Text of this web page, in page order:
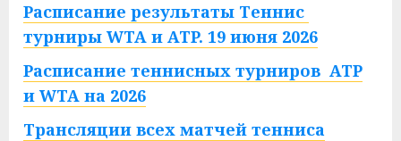
Расписание результаты Теннис
турниры WTA и ATP. 19 июня 2026
Расписание теннисных турниров ATP
и WTA на 2026
Трансляции всех матчей тенниса